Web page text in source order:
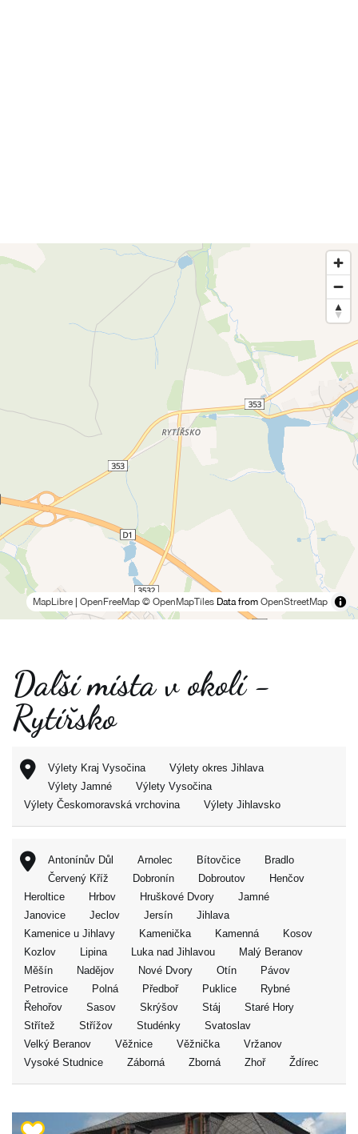
MapLibre OpenFreeMap © OpenMapTiles Data from OpenStreetMap
Další místa v okolí -
Rytířsko
Výlety Kraj Vysočina
Výlety okres Jihlava
Výlety Jamné
Výlety Vysočina
Výlety Českomoravská vrchovina
Výlety Jihlavsko
Antonínův Důl Arnolec Bítovčice
Bradlo
Červený Kříž
Dobronín Dobroutov
Henčov
Heroltice
Hrbov Hruškové Dvory
Jamné
Janovice
Jeclov Jersín
Jihlava
Kamenice u Jihlavy
Kamenička Kamenná
Kosov
Kozlov
Lipina Luka nad Jihlavou
Malý Beranov
Měšín
Nadějov Nové Dvory Otín
Pávov
Petrovice
Polná Předboř Puklice
Rybné
Řehořov
Sasov Skrýšov Stáj
Staré Hory
Střítež
Střížov Studénky
Svatoslav
Velký Beranov
Věžnice Věžnička
Vržanov
Vysoké Studnice
Záborná Zborná Zhoř Ždírec